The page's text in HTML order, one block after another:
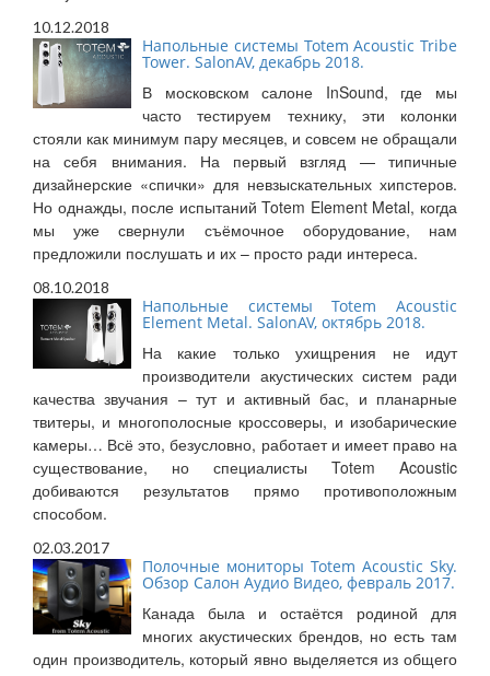
10.12.2018
Напольные системы Totem Acoustic Tribe
Tower. SalonAV, декабрь 2018.
В московском салоне InSound, где мы
часто тестируем технику, эти колонки
стояли как минимум пару месяцев, и совсем не обращали
на себя внимания. На первый взгляд — типичные
дизайнерские «спички» для невзыскательных хипстеров.
Но однажды, после испытаний Totem Element Metal, когда
мы уже свернули съёмочное оборудование, нам
предложили послушать и их – просто ради интереса.
08.10.2018
Напольные системы Totem Acoustic
Element Metal. SalonAV, октябрь 2018.
На какие только ухищрения не идут
производители акустических систем ради
качества звучания – тут и активный бас, и планарные
твитеры, и многополосные кроссоверы, и изобарические
камеры… Всё это, безусловно, работает и имеет право на
существование, но специалисты Totem Acoustic
добиваются результатов прямо противоположным
способом.
02.03.2017
Полочные мониторы Totem Acoustic Sky.
Обзор Салон Аудио Видео, февраль 2017.
Канада была и остаётся родиной для
многих акустических брендов, но есть там
один производитель, который явно выделяется из общего